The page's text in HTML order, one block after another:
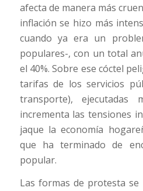
afecta de manera más
inflación se hizo más
cuando ya era un
populares-, con un total
el 40%. Sobre ese cóctel
tarifas de los servicios
transporte),
incrementa las tensiones
jaque la economía
que ha terminado de
popular.
Las formas de protesta